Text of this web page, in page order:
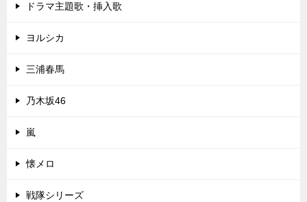
ドラマ主題歌・挿入歌
ヨルシカ
三浦春馬
乃木坂46
嵐
懐メロ
戦隊シリーズ